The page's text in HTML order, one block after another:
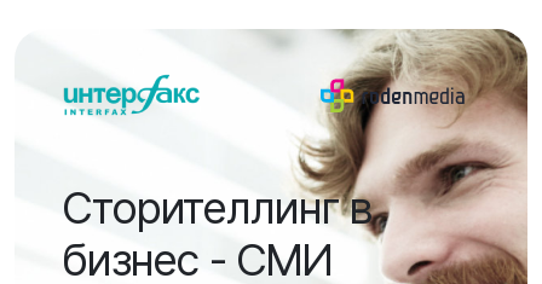
Сторителлинг в
бизнес - СМИ